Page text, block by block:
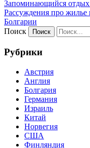
Запоминающийся отдых
Рассуждения про жилье
Болгарии
Поиск
Рубрики
Австрия
Англия
Болгария
Германия
Израиль
Китай
Норвегия
США
Финляндия